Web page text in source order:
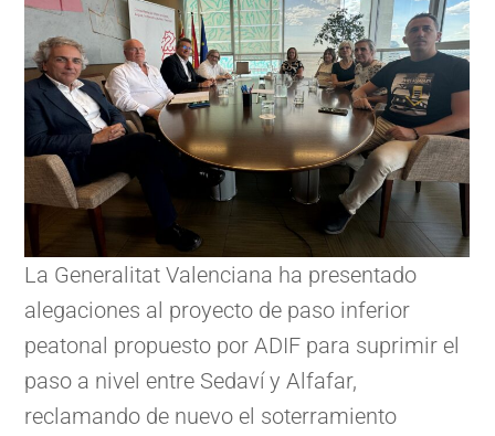
La Generalitat Valenciana ha presentado
alegaciones al proyecto de paso inferior
peatonal propuesto por ADIF para suprimir el
paso a nivel entre Sedaví y Alfafar,
reclamando de nuevo el soterramiento